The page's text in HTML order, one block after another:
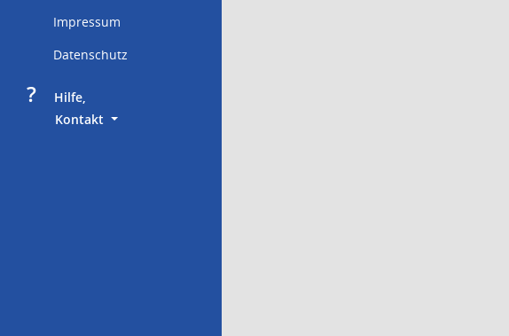
Impressum
Datenschutz
?
     Hilfe,
Kontakt